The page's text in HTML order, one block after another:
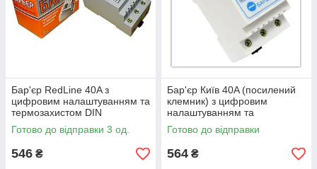
Бар'єр RedLine 40A з
цифровим налаштуванням та
термозахистом DIN
Готово до відправки 3 од.
546 ₴
Бар'єр Київ 40A (посилений
клемник) з цифровим
налаштуванням та
термозахистом DIN
Готово до відправки
564 ₴